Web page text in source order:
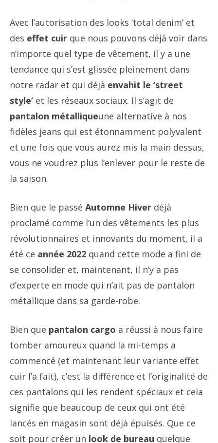
Avec l’autorisation des looks ‘total denim’ et
des effet cuir que nous pouvons déjà voir dans
n’importe quel type de vêtement, il y a une
tendance qui s’est glissée pleinement dans
notre radar et qui déjà envahit le ‘street
style’ et les réseaux sociaux. Il s’agit de
pantalon métalliqueune alternative à nos
fidèles jeans qui est étonnamment polyvalent
et une fois que vous aurez mis la main dessus,
vous ne voudrez plus l’enlever pour le reste de
la saison.
Bien que le passé Automne Hiver déjà
proclamé comme l’un des vêtements les plus
révolutionnaires et innovants du moment, il a
été ce année 2022 quand cette mode a fini de
se consolider et, maintenant, il n’y a pas
d’experte en mode qui n’ait pas de pantalon
métallique dans sa garde-robe.
Bien que pantalon cargo a réussi à nous faire
tomber amoureux quand la mi-temps a
commencé (et maintenant leur variante effet
cuir l’a fait), c’est la différence et l’originalité de
ces pantalons qui les rendent spéciaux et cela
signifie que beaucoup de ceux qui ont été
lancés en magasin sont déjà épuisés. Que ce
soit pour créer un look de bureau quelque